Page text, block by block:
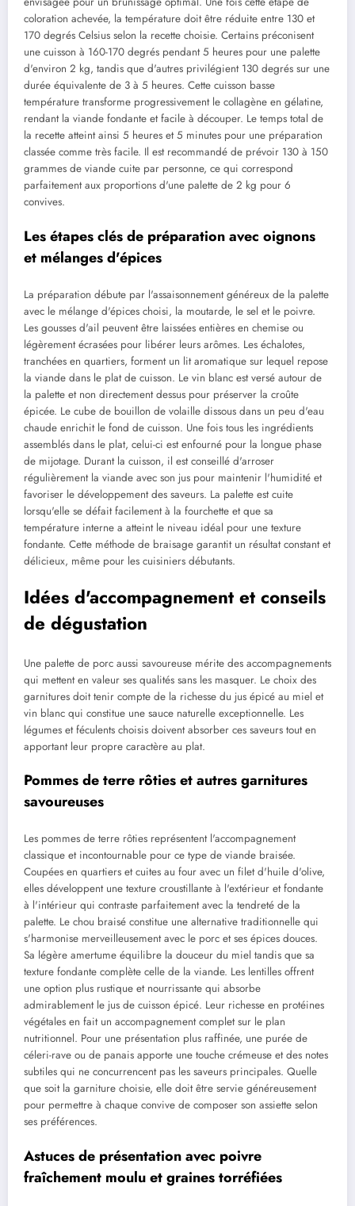
coloration achevée, la température doit être réduite entre 130 et
170 degrés Celsius selon la recette choisie. Certains préconisent
une cuisson à 160-170 degrés pendant 5 heures pour une palette
d'environ 2 kg, tandis que d'autres privilégient 130 degrés sur une
durée équivalente de 3 à 5 heures. Cette cuisson basse
température transforme progressivement le collagène en gélatine,
rendant la viande fondante et facile à découper. Le temps total de
la recette atteint ainsi 5 heures et 5 minutes pour une préparation
classée comme très facile. Il est recommandé de prévoir 130 à 150
grammes de viande cuite par personne, ce qui correspond
parfaitement aux proportions d'une palette de 2 kg pour 6
convives.
Les étapes clés de préparation avec oignons
et mélanges d'épices
La préparation débute par l'assaisonnement généreux de la palette
avec le mélange d'épices choisi, la moutarde, le sel et le poivre.
Les gousses d'ail peuvent être laissées entières en chemise ou
légèrement écrasées pour libérer leurs arômes. Les échalotes,
tranchées en quartiers, forment un lit aromatique sur lequel repose
la viande dans le plat de cuisson. Le vin blanc est versé autour de
la palette et non directement dessus pour préserver la croûte
épicée. Le cube de bouillon de volaille dissous dans un peu d'eau
chaude enrichit le fond de cuisson. Une fois tous les ingrédients
assemblés dans le plat, celui-ci est enfourné pour la longue phase
de mijotage. Durant la cuisson, il est conseillé d'arroser
régulièrement la viande avec son jus pour maintenir l'humidité et
favoriser le développement des saveurs. La palette est cuite
lorsqu'elle se défait facilement à la fourchette et que sa
température interne a atteint le niveau idéal pour une texture
fondante. Cette méthode de braisage garantit un résultat constant et
délicieux, même pour les cuisiniers débutants.
Idées d'accompagnement et conseils
de dégustation
Une palette de porc aussi savoureuse mérite des accompagnements
qui mettent en valeur ses qualités sans les masquer. Le choix des
garnitures doit tenir compte de la richesse du jus épicé au miel et
vin blanc qui constitue une sauce naturelle exceptionnelle. Les
légumes et féculents choisis doivent absorber ces saveurs tout en
apportant leur propre caractère au plat.
Pommes de terre rôties et autres garnitures
savoureuses
Les pommes de terre rôties représentent l'accompagnement
classique et incontournable pour ce type de viande braisée.
Coupées en quartiers et cuites au four avec un filet d'huile d'olive,
elles développent une texture croustillante à l'extérieur et fondante
à l'intérieur qui contraste parfaitement avec la tendreté de la
palette. Le chou braisé constitue une alternative traditionnelle qui
s'harmonise merveilleusement avec le porc et ses épices douces.
Sa légère amertume équilibre la douceur du miel tandis que sa
texture fondante complète celle de la viande. Les lentilles offrent
une option plus rustique et nourrissante qui absorbe
admirablement le jus de cuisson épicé. Leur richesse en protéines
végétales en fait un accompagnement complet sur le plan
nutritionnel. Pour une présentation plus raffinée, une purée de
céleri-rave ou de panais apporte une touche crémeuse et des notes
subtiles qui ne concurrencent pas les saveurs principales. Quelle
que soit la garniture choisie, elle doit être servie généreusement
pour permettre à chaque convive de composer son assiette selon
ses préférences.
Astuces de présentation avec poivre
fraîchement moulu et graines torréfiées